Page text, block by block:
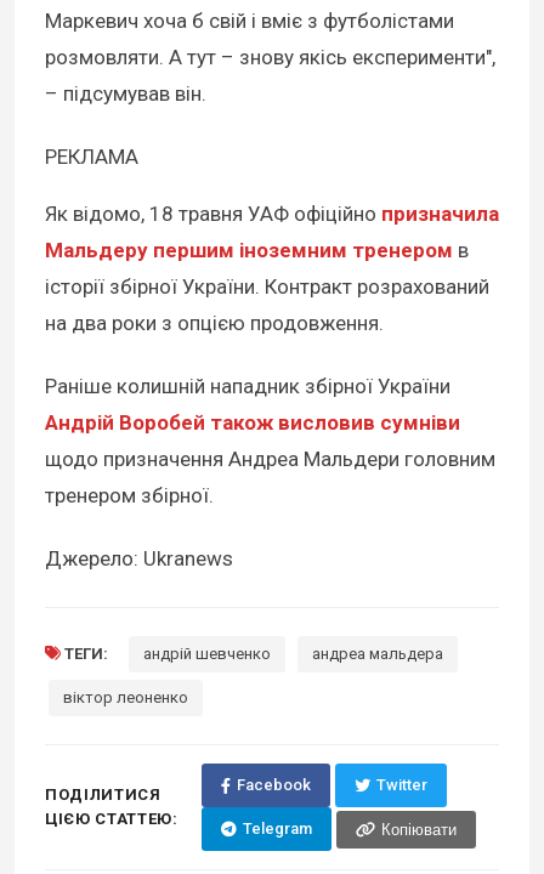
Маркевич хоча б свій і вміє з футболістами
розмовляти. А тут – знову якісь експерименти",
– підсумував він.
РЕКЛАМА
Як відомо, 18 травня УАФ офіційно призначила
Мальдеру першим іноземним тренером в
історії збірної України. Контракт розрахований
на два роки з опцією продовження.
Раніше колишній нападник збірної України
Андрій Воробей також висловив сумніви
щодо призначення Андреа Мальдери головним
тренером збірної.
Джерело: Ukranews
ТЕГИ: андрій шевченко андреа мальдера
віктор леоненко
ПОДІЛИТИСЯ
ЦІЄЮ СТАТТЕЮ:
Facebook Twitter
Telegram Копіювати